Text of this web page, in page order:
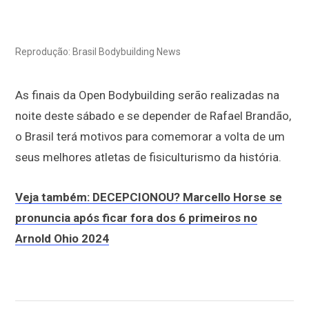
Reprodução: Brasil Bodybuilding News
As finais da Open Bodybuilding serão realizadas na
noite deste sábado e se depender de Rafael Brandão,
o Brasil terá motivos para comemorar a volta de um
seus melhores atletas de fisiculturismo da história.
Veja também: DECEPCIONOU? Marcello Horse se
pronuncia após ficar fora dos 6 primeiros no
Arnold Ohio 2024